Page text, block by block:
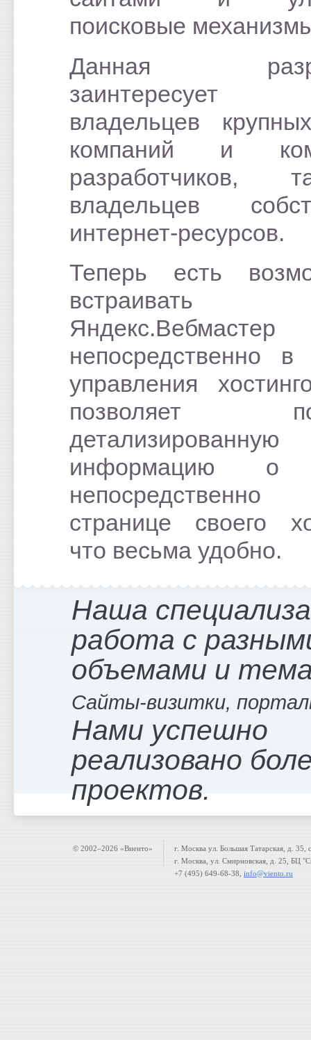
поисковые
Данная
владельцев
компаний и
владельцев
интернет-ресурсов.
Теперь есть
встраивать
Яндекс.Вебмастер
непосредственно в
управления
позволяет
детализированную
информацию о
странице своего
что весьма удобно.
Наша
работа с
объемами и
Сайты-визитки,
Нами успешно
реализовано
проектов.
© 2002–2026 «Виенто»
г. Москва ул. Большая Татарская, д. 35,
г. Москва, ул. Смирновская, д. 25, БЦ
+7 (495) 649-68-38, info@viento.ru